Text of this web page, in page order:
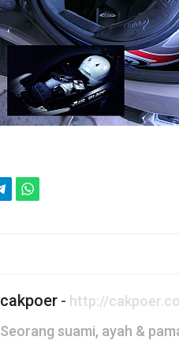
cakpoer - http://
Seorang suami, ayah &